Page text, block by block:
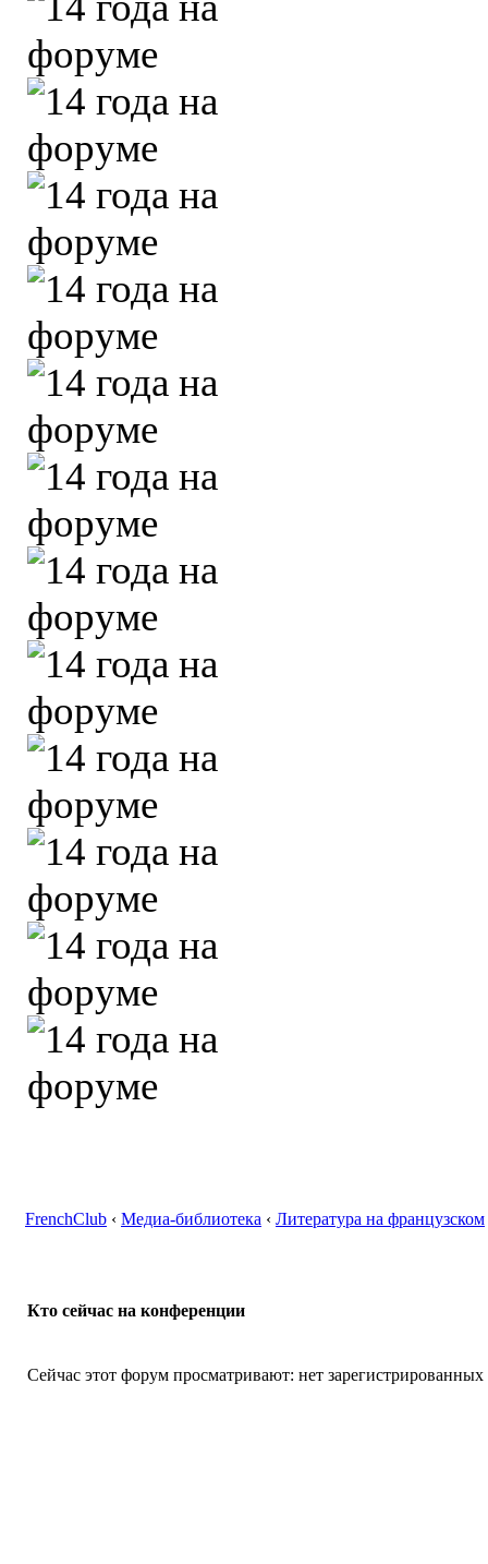
FrenchClub ‹ Медиа-библиотека ‹ Литература на французском
Кто сейчас на конференции
Сейчас этот форум просматривают: нет зарегистрированных